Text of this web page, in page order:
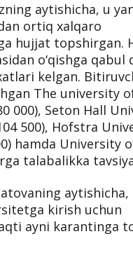
aytishicha, u
ortiq xalqaro
hujjat topshirgan.
o‘qishga qabul
kelgan.
The university
000), Seton Hall
500), Hofstra
hamda University
talabalikka
aytishicha,
kirish uchun
ayni karantinga